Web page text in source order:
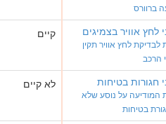
ברוורס
לחץ אוויר בצמיגים
לחץ אוויר תקין
הרכב
קיים
חגורות בטיחות
המודיעה על נוסע שלא
בטיחות
לא קיים